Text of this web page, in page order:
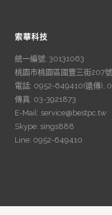
索華科技
統一編號: 30131063
桃園市桃園區國豐三街207號
電話: 0952-649410(遠傳),
傳真: 03-3921873
E-Mail: service@bestpc.tw
Skype: sings888
Line: 0952-649410